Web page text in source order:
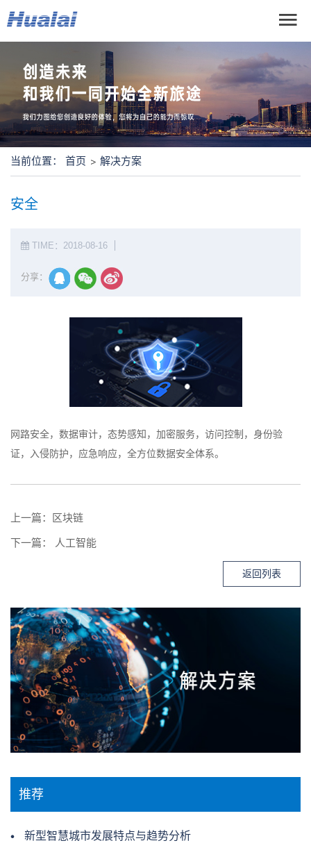
当前位置： 首页 解决方案
安全
TIME：2018-08-16
分享：
网路安全，数据审计，态势感知，加密服务，访问控制，身份验
证，入侵防护，应急响应，全方位数据安全体系。
上一篇： 区块链
下一篇： 人工智能
返回列表
推荐
新型智慧城市发展特点与趋势分析